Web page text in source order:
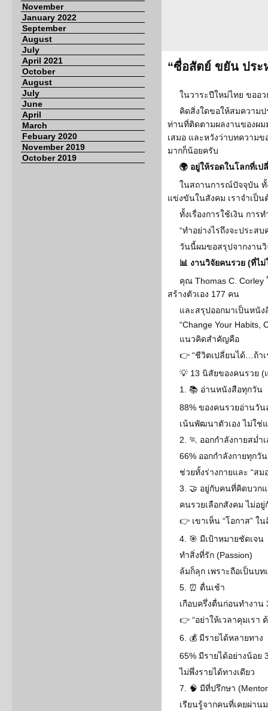
November
January 2022
September
August
July
April 2021
October
August
July
June
April
March
Febuary 2020
November 2019
October 2019
“ซื่อสัตย์ ขยัน ปร
ในวาระปีใหม่ไทย ขออ
คิดสิ่งใดขอให้สมความ
ท่านที่ติดตามผลงานของผ
เสมอ และหวังว่าบทความ
มากก็น้อยครับ
🌍 อยู่ให้รอดในโลกที่เป
ในสถานการณ์ปัจจุบัน ทั้
แข่งขันในสังคม เราจำเป็น
ทั้งเรื่องการใช้เงิน กา
“ทำอย่างไรถึงจะประสบ
วันนี้ผมขอสรุปจากงาน
📊 งานวิจัยคนรวย (ที่ไม่
คุณ Thomas C. Corley
สร้างตัวเอง 177 คน
และสรุปออกมาเป็นหนัง
“Change Your Habits,
แนวคิดสำคัญคือ
👉 “ชีวิตเปลี่ยนได้…ถ้า
💡 13 นิสัยของคนรวย (
1. 📚 อ่านหนังสือทุกวัน
88% ของคนรวยอ่านวั
เน้นพัฒนาตัวเอง ไม่ใช่
2. 🏃 ออกกำลังกายสม่ำ
66% ออกกำลังกายทุกวัน
ช่วยทั้งร่างกายและ “สม
3. 🤝 อยู่กับคนที่คิดบวก
คนรวยเลือกสังคม ไม่อ
👉 เขาเห็น “โอกาส” ใ
4. 🎯 มีเป้าหมายชัดเจน
ทำสิ่งที่รัก (Passion)
ล้มก็ลุก เพราะถือเป็นบท
5. ⏰ ตื่นเช้า
เกือบครึ่งตื่นก่อนทำงาน
👉 “อย่าให้เวลาคุมเรา
6. 💰 มีรายได้หลายทาง
65% มีรายได้อย่างน้อย
ไม่พึ่งรายได้ทางเดียว
7. 🧠 มีที่ปรึกษา
เรียนรู้จากคนที่เคยผ่าน